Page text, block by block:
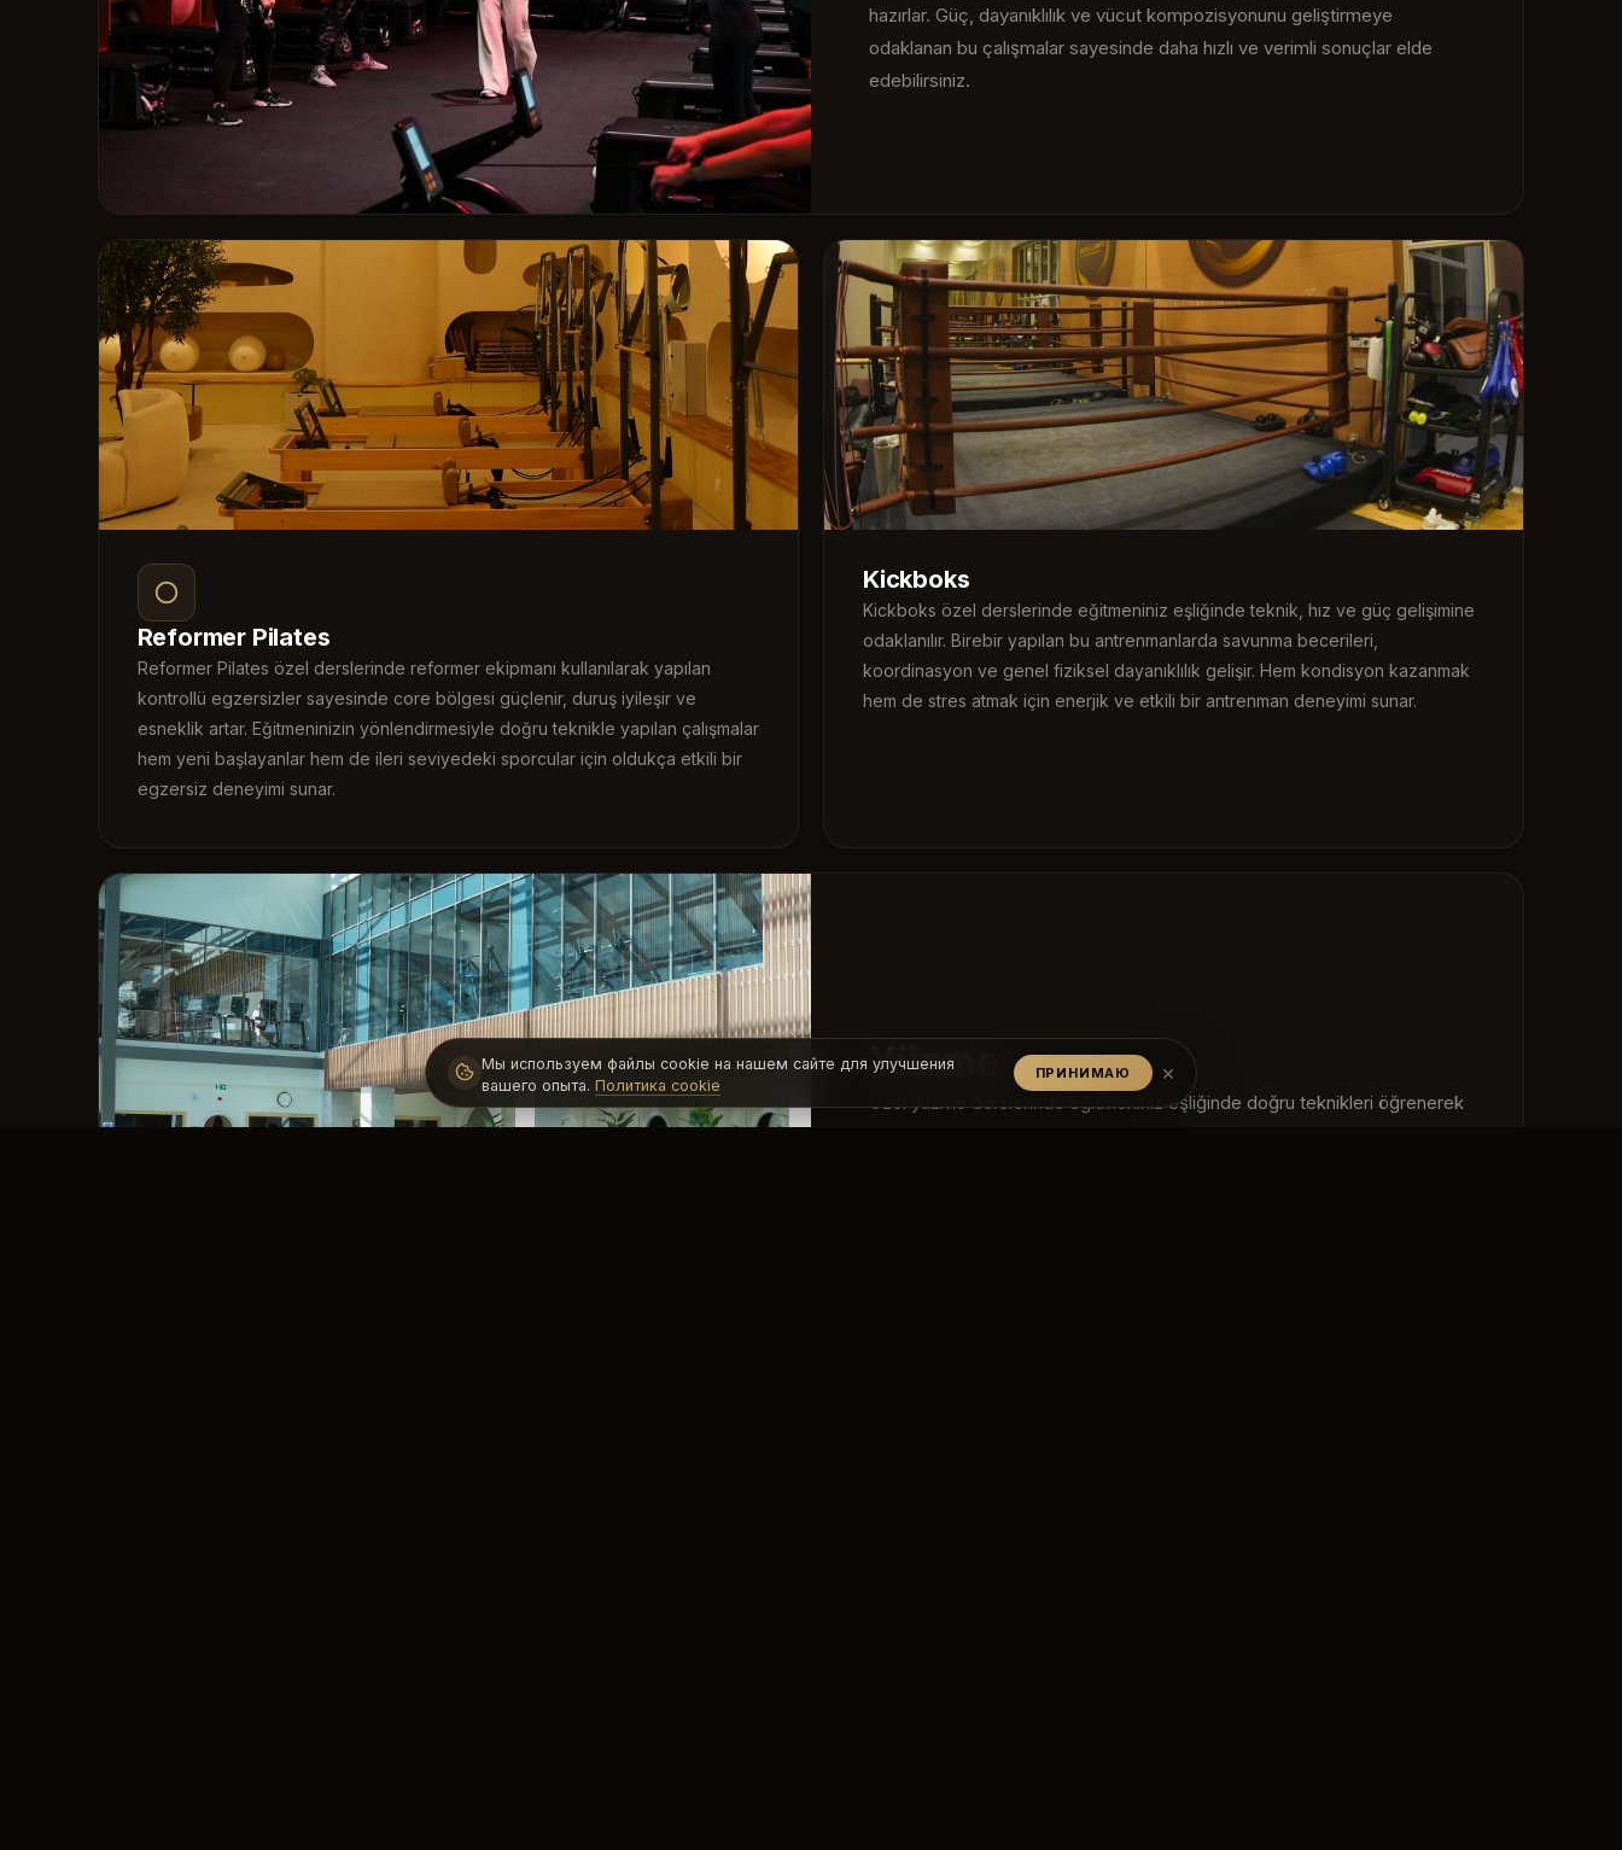
hazırlar. Güç, dayanıklılık ve vücut kompozisyonunu geliştirmeye
odaklanan bu çalışmalar sayesinde daha hızlı ve verimli sonuçlar elde
edebilirsiniz.
Reformer Pilates
Reformer Pilates özel derslerinde reformer ekipmanı kullanılarak yapılan
kontrollü egzersizler sayesinde core bölgesi güçlenir, duruş iyileşir ve
esneklik artar. Eğitmeninizin yönlendirmesiyle doğru teknikle yapılan çalışmalar
hem yeni başlayanlar hem de ileri seviyedeki sporcular için oldukça etkili bir
egzersiz deneyimi sunar.
Kickboks
Kickboks özel derslerinde eğitmeniniz eşliğinde teknik, hız ve güç gelişimine
odaklanılır. Birebir yapılan bu antrenmanlarda savunma becerileri,
koordinasyon ve genel fiziksel dayanıklılık gelişir. Hem kondisyon kazanmak
hem de stres atmak için enerjik ve etkili bir antrenman deneyimi sunar.
Yüzme
Özel yüzme derslerinde eğitmeniniz eşliğinde doğru teknikleri öğrenerek
Мы используем файлы cookie на нашем сайте для улучшения
вашего опыта. Политика cookie
ПРИНИМАЮ ×